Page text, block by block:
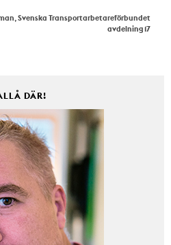
Svenska Transportarbetareförbundet
avdelning 17
DÄR!